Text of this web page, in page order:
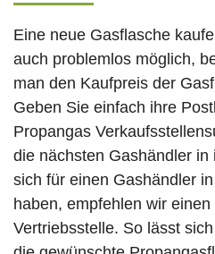
Eine neue Gasflasche
auch problemlos möglich,
man den Kaufpreis der
Geben Sie einfach ihre
Propangas
die nächsten Gashändler
sich für einen Gashändler
haben, empfehlen wir einen
Vertriebsstelle. So lässt